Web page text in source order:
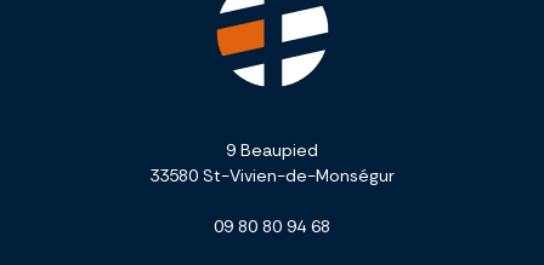
9 Beaupied
33580 St-Vivien-de-Monségur
09 80 80 94 68